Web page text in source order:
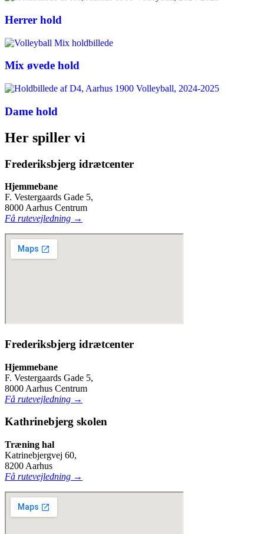
Herrer hold
Mix øvede hold
Dame hold
Her spiller vi
Frederiksbjerg idrætcenter
Hjemmebane
F. Vestergaards Gade 5,
8000 Aarhus Centrum
Få rutevejledning →
Frederiksbjerg idrætcenter
Hjemmebane
F. Vestergaards Gade 5,
8000 Aarhus Centrum
Få rutevejledning →
Kathrinebjerg skolen
Træning hal
Katrinebjergvej 60,
8200 Aarhus
Få rutevejledning →